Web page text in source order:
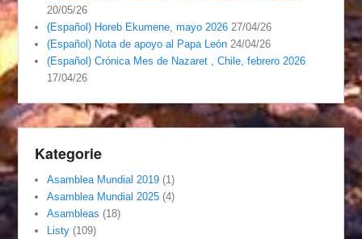
20/05/26
(Español) Horeb Ekumene, mayo 2026 27/04/26
(Español) Nota de apoyo al Papa León 24/04/26
(Español) Crónica Mes de Nazaret , Chile, febrero 2026
17/04/26
Kategorie
Asamblea Mundial 2019 (1)
Asamblea Mundial 2025 (4)
Asambleas (18)
Listy (109)